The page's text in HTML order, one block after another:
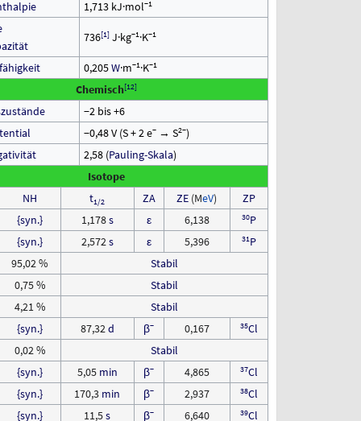
1,713 kJ·mol−1
736[1] J·kg−1·K−1
0,205W·m−1·K−1
Chemisch[12]
−2 bis +6
−0,48 V (S + 2e− → S2−)
2,58 (Pauling-Skala)
Isotope
NH
t1/2 ZA ZE (MeV)
ZP
{syn.}
1,178s ε 6,138 30P
{syn.}
2,572s ε 5,396 31P
95,02%
Stabil
0,75%
Stabil
4,21%
Stabil
{syn.}
87,32d β− 0,167 35Cl
0,02%
Stabil
{syn.}
5,05 min β− 4,865 37Cl
{syn.}
170,3 min β− 2,937 38Cl
{syn.}
11,5s β− 6,640 39Cl